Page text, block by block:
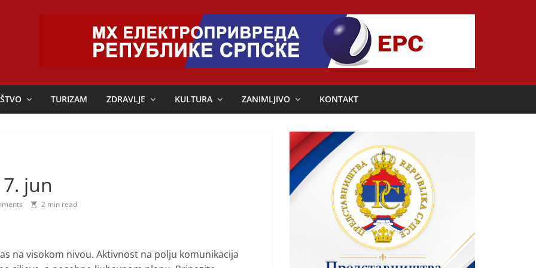
TURIZAM ZDRAVLJE KULTURA ZANIMLJIVO KONTAKT
jun
2 min read
na visokom nivou. Aktivnost na polju komunikacija